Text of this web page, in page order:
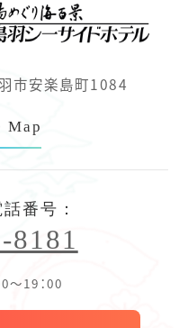
市安楽島町1084
Map
番号：
8181
～19：00